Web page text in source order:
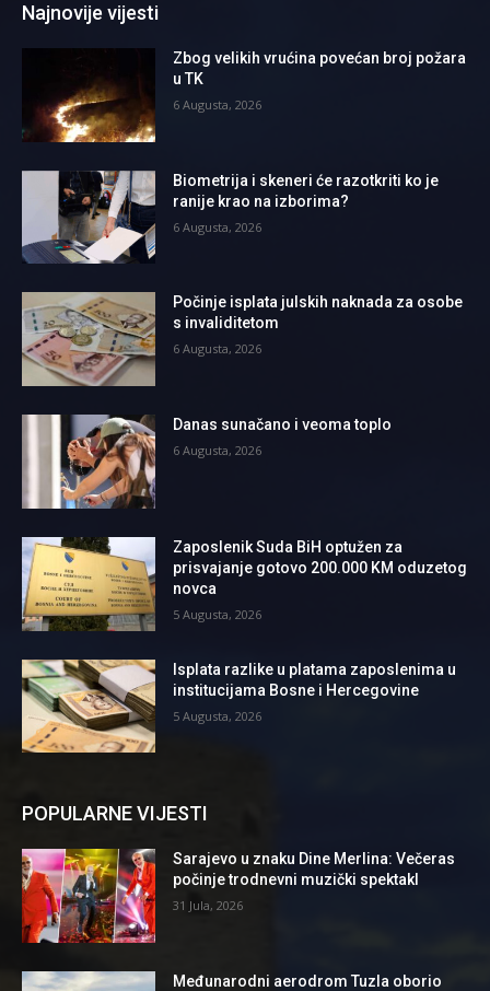
Najnovije vijesti
Zbog velikih vrućina povećan broj požara
u TK
6 Augusta, 2026
Biometrija i skeneri će razotkriti ko je
ranije krao na izborima?
6 Augusta, 2026
Počinje isplata julskih naknada za osobe
s invaliditetom
6 Augusta, 2026
Danas sunačano i veoma toplo
6 Augusta, 2026
Zaposlenik Suda BiH optužen za
prisvajanje gotovo 200.000 KM oduzetog
novca
5 Augusta, 2026
Isplata razlike u platama zaposlenima u
institucijama Bosne i Hercegovine
5 Augusta, 2026
POPULARNE VIJESTI
Sarajevo u znaku Dine Merlina: Večeras
počinje trodnevni muzički spektakl
31 Jula, 2026
Međunarodni aerodrom Tuzla oborio